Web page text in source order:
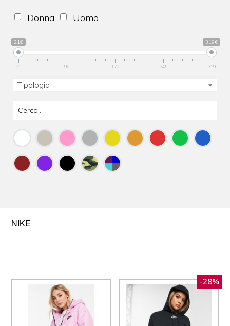
Donna Uomo
21€ 319€
21 96 170 245 319
Tipologia
NIKE
-28%